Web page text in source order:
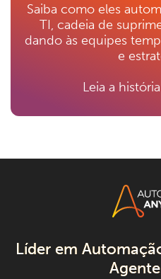
Saiba como eles
TI, cadeia de
dando às equipes
e
Leia a
Líder em